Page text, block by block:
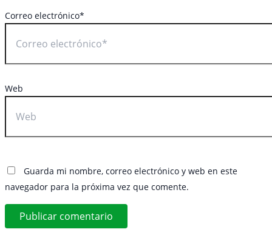
Correo electrónico*
Web
Guarda mi nombre, correo electrónico y web en este
navegador para la próxima vez que comente.